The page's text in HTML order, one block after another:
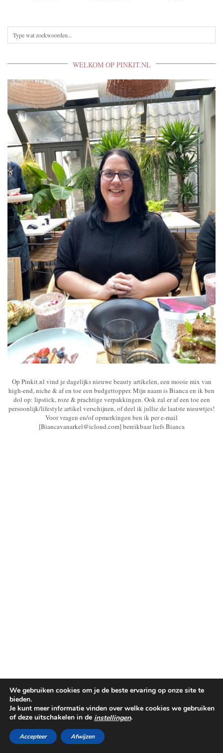
WELKOM OP PINKIT.NL
Op Pinkit.nl vind je dagelijks nieuwe beauty artikelen, een mooie mix van
high-end, niche & af en toe een budgettopper. Mijn naam is Bianca en ik ben
dol op: lipstick, roze & prachtige verpakkingen. Ook zal er af een toe een
persoonlijk/lifestyle artikel verschijnen, of deel ik jullie de laatste nieuwtjes!
Voor vragen en/of opmerkingen ben ik per e-mail
[Biancavanarkel@icloud.com] bereikbaar liefs Bianca
©PINKIT.NL 2014-2025
THEME CREATED BY
We gebruiken cookies om je de beste ervaring op onze site te
bieden.
Je kunt meer informatie vinden over welke cookies we gebruiken
of deze uitschakelen in de instellingen.
Accepteer Afwijzen